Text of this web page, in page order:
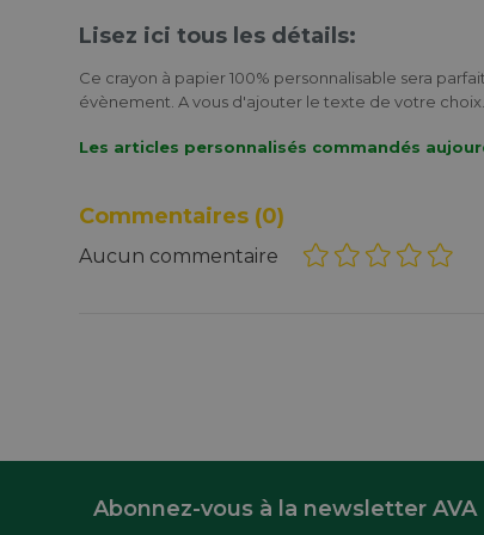
Lisez ici tous les détails:
Ce crayon à papier 100% personnalisable sera
évènement. A vous d'ajouter le texte de votre choix.
Les articles personnalisés commandés
Commentaires (0)
Aucun commentaire
Abonnez-vous à la newsletter AVA